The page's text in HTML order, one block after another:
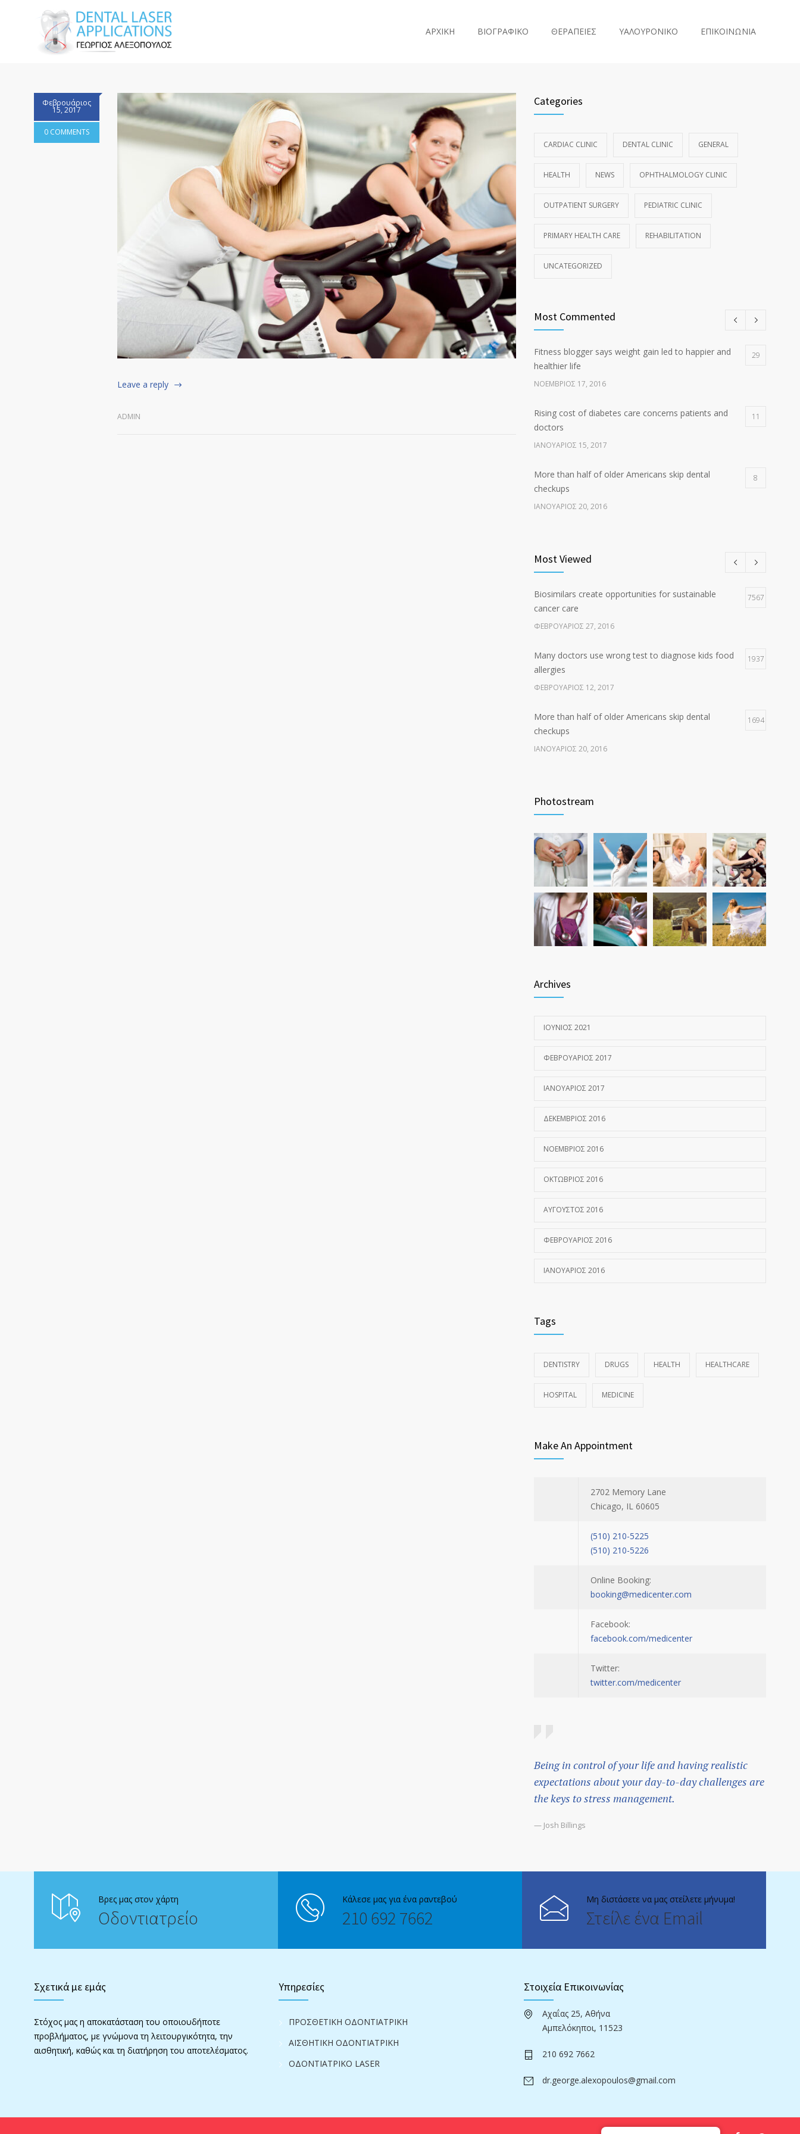
ΑΡΧΙΚΗ ΒΙΟΓΡΑΦΙΚΟ ΘΕΡΑΠΕΙΕΣ ΥΑΛΟΥΡΟΝΙΚΟ ΕΠΙΚΟΙΝΩΝΙΑ
Φεβρουάριος
15, 2017
0 COMMENTS
Leave a reply
ADMIN
Categories
CARDIAC CLINIC DENTAL CLINIC GENERAL
HEALTH NEWS OPHTHALMOLOGY CLINIC
OUTPATIENT SURGERY PEDIATRIC CLINIC
PRIMARY HEALTH CARE REHABILITATION
UNCATEGORIZED
Most Commented
Fitness blogger says weight gain led to happier and
healthier life
29
ΝΟΈΜΒΡΙΟΣ 17, 2016
Rising cost of diabetes care concerns patients and
doctors
11
ΙΑΝΟΥΆΡΙΟΣ 15, 2017
More than half of older Americans skip dental
checkups
8
ΙΑΝΟΥΆΡΙΟΣ 20, 2016
Researchers identify mechanism of oncogene action
in lung cancer
7
ΦΕΒΡΟΥΆΡΙΟΣ 26, 2016
Most Viewed
Biosimilars create opportunities for sustainable
cancer care
7567
ΦΕΒΡΟΥΆΡΙΟΣ 27, 2016
Many doctors use wrong test to diagnose kids food
allergies
1937
ΦΕΒΡΟΥΆΡΙΟΣ 12, 2017
More than half of older Americans skip dental
checkups
1694
ΙΑΝΟΥΆΡΙΟΣ 20, 2016
Hormone dramatically increases insulin production,
possible diabetes breakthrough
1587
ΟΚΤΏΒΡΙΟΣ 25, 2016
Photostream
Archives
ΙΟΎΝΙΟΣ 2021
ΦΕΒΡΟΥΆΡΙΟΣ 2017
ΙΑΝΟΥΆΡΙΟΣ 2017
ΔΕΚΈΜΒΡΙΟΣ 2016
ΝΟΈΜΒΡΙΟΣ 2016
ΟΚΤΏΒΡΙΟΣ 2016
ΑΎΓΟΥΣΤΟΣ 2016
ΦΕΒΡΟΥΆΡΙΟΣ 2016
ΙΑΝΟΥΆΡΙΟΣ 2016
Tags
DENTISTRY DRUGS HEALTH HEALTHCARE
HOSPITAL MEDICINE
Make An Appointment
2702 Memory Lane
Chicago, IL 60605
(510) 210-5225
(510) 210-5226
Online Booking:
booking@medicenter.com
Facebook:
facebook.com/medicenter
Twitter:
twitter.com/medicenter
Being in control of your life and having realistic
expectations about your day-to-day challenges are
the keys to stress management.
— Josh Billings
Βρες μας στον χάρτη
Οδοντιατρείο
Κάλεσε μας για ένα ραντεβού
210 692 7662
Μη διστάσετε να μας στείλετε μήνυμα!
Στείλε ένα Email
Σχετικά με εμάς
Στόχος μας η αποκατάσταση του οποιουδήποτε
προβλήματος, με γνώμονα τη λειτουργικότητα, την
αισθητική, καθώς και τη διατήρηση του αποτελέσματος.
Υπηρεσίες
ΠΡΟΣΘΕΤΙΚΗ ΟΔΟΝΤΙΑΤΡΙΚΗ
ΑΙΣΘΗΤΙΚΗ ΟΔΟΝΤΙΑΤΡΙΚΗ
ΟΔΟΝΤΙΑΤΡΙΚΟ LASER
Στοιχεία Επικοινωνίας
Αχαΐας 25, Αθήνα
Αμπελόκηποι, 11523
210 692 7662
dr.george.alexopoulos@gmail.com